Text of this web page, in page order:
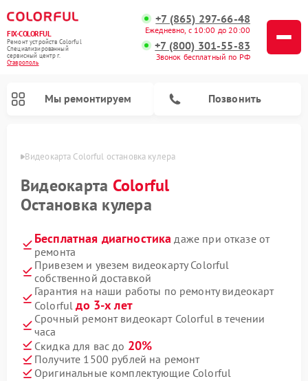
FIX-COLORFUL
Ремонт устройств Colorful
Специализированный
cервисный центр г.
Ставрополь
+7 (865) 297-66-48
Ежедневно, с 10:00 до 20:00
+7 (800) 301-55-83
Звонок бесплатный по РФ
Мы ремонтируем Позвонить
Видеокарта Colorful остановка кулера
Видеокарта Colorful
Остановка кулера
Бесплатная диагностика даже при отказе от
ремонта
Привезем и увезем видеокарту Colorful
собственной доставкой
Гарантия на наши работы по ремонту видеокарт
Colorfulдо 3-х лет
Срочный ремонт видеокарт Colorful в течении
часа
Скидка для вас до 20%
Получите 1500 рублей на ремонт
Оригинальные комплектующие Colorful